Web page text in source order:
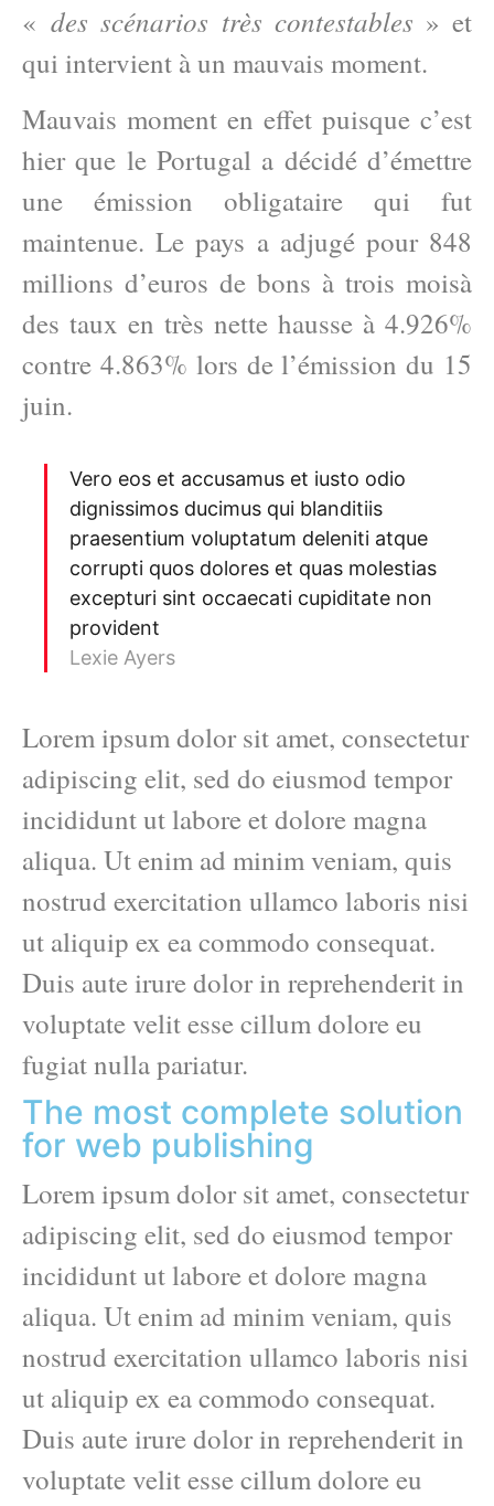
«des scénarios très contestables » et
qui intervient à un mauvais moment.
Mauvais moment en effet puisque c’est
hier que le Portugal a décidé d’émettre
une émission obligataire qui fut
maintenue. Le pays a adjugé pour 848
millions d’euros de bons à trois moisà
des taux en très nette hausse à 4.926%
contre 4.863% lors de l’émission du 15
juin.
Vero eos et accusamus et iusto odio
dignissimos ducimus qui blanditiis
praesentium voluptatum deleniti atque
corrupti quos dolores et quas molestias
excepturi sint occaecati cupiditate non
provident
Lexie Ayers
Lorem ipsum dolor sit amet, consectetur
adipiscing elit, sed do eiusmod tempor
incididunt ut labore et dolore magna
aliqua. Ut enim ad minim veniam, quis
nostrud exercitation ullamco laboris nisi
ut aliquip ex ea commodo consequat.
Duis aute irure dolor in reprehenderit in
voluptate velit esse cillum dolore eu
fugiat nulla pariatur.
The most complete solution
for web publishing
Lorem ipsum dolor sit amet, consectetur
adipiscing elit, sed do eiusmod tempor
incididunt ut labore et dolore magna
aliqua. Ut enim ad minim veniam, quis
nostrud exercitation ullamco laboris nisi
ut aliquip ex ea commodo consequat.
Duis aute irure dolor in reprehenderit in
voluptate velit esse cillum dolore eu